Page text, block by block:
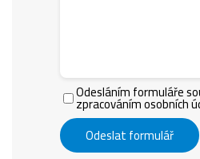
Odesláním formuláře
zpracováním osobních
Odeslat formulář